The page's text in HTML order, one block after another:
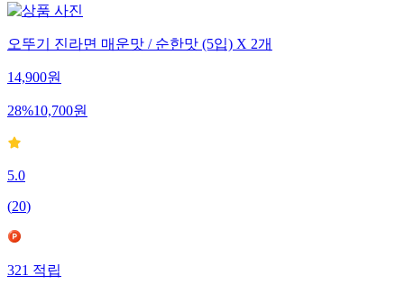
오뚜기 진라면 매운맛 / 순한맛 (5입) X 2개
14,900원
28%10,700원
5.0
(20)
321적립